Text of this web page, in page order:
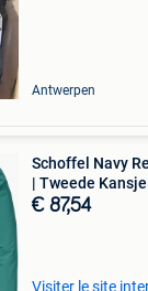
Antwerpen
Schoffel Navy
| Tweede Kansje
€ 87,54
Visiter le site